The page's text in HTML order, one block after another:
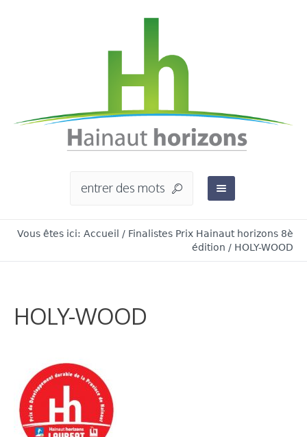
Vous êtes ici: Accueil / Finalistes Prix Hainaut horizons 8è
édition / HOLY-WOOD
HOLY-WOOD